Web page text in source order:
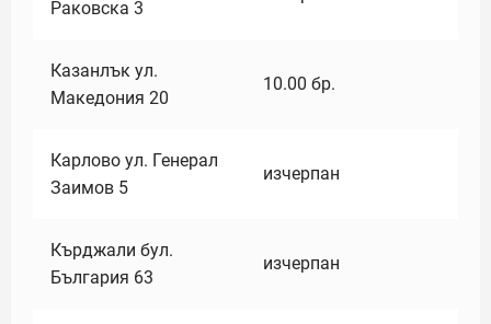
Раковска 3
Казанлък ул.
Македония 20
10.00 бр.
Карлово ул. Генерал
Заимов 5
изчерпан
Кърджали бул.
България 63
изчерпан